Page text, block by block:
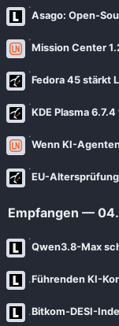
Mission Center
Wenn KI-
Empfangen —
Führenden KI-
Bitkom-DESI-